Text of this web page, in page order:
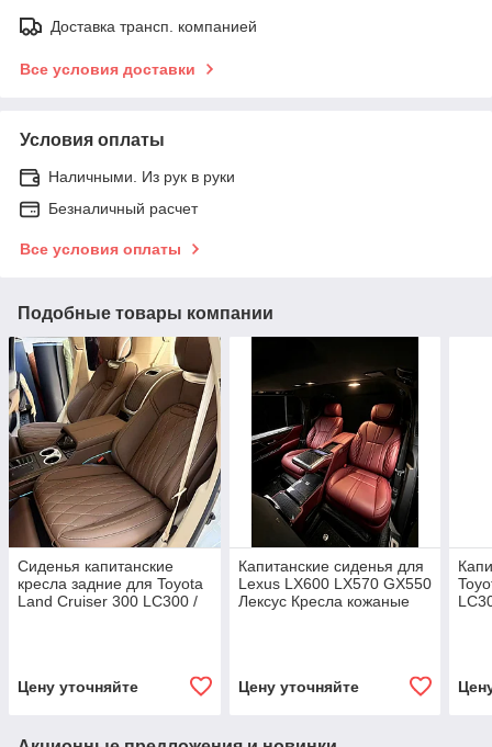
Доставка трансп. компанией
Все условия доставки
Условия оплаты
Наличными. Из рук в руки
Безналичный расчет
Все условия оплаты
Подобные товары компании
Сиденья капитанские
кресла задние для Toyota
Land Cruiser 300 LC300 /
Цену уточняйте
Капитанские сиденья для
Lexus LX600 LX570 GX550
Лексус Кресла кожаные
Цену уточняйте